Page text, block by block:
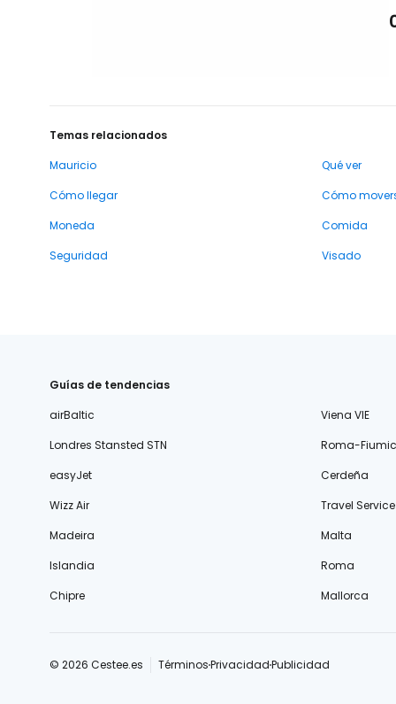
Temas relacionados
Mauricio
Qué ver
Cómo llegar
Cómo
Moneda
Comida
Seguridad
Visado
Guías de tendencias
airBaltic
Viena VIE
Londres Stansted STN
Roma-
easyJet
Cerdeña
Wizz Air
Travel Service
Madeira
Malta
Islandia
Roma
Chipre
Mallorca
© 2026 Cestee.es TérminosPrivacidadPublicidad